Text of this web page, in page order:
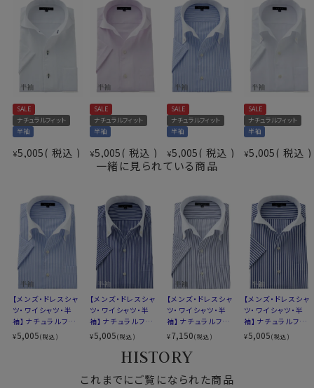
●形態安定でお手入れ楽
綿とポリエステルの混紡素材は、もともと洗濯後のお手
入れがしやすい特性を持っていますが、さらに形態安定
加工を施しています。
洗濯後もしわが残りにくく、しわが気になる場合でも簡
単なアイロンがけでご着用いただけます。
また、ソフト感や素材感を引き立てるため特殊処理を施
したうえで形態安定加工を行っています。
その結果、吸水速乾性に加え、光沢感・ソフト感にも優
れ、着心地のよさと、お手入れのしやすさを併せ持った上
●クールマックス®エコメイド・ファイバー使用
100％再生ペットボトル素材から作られたクールマック
ス®エコメイド・ファイバーを使用。
ドライで快適な着心地を提供するとともに、環境にも配
慮したサスティナブル素材です。
●素材の違いで選ぶクールマックスシャツ
綿×ポリエステル混紡のクールマックス®ファブリック
素材
ポリエステル35％
ドライ加工（吸湿速乾素材
＝COOLMAX®ファブリック）
形態安定
衿型
ボタンダウン
第一ボタンあり
クレリック
キーパー
なし
前立て
裏前立て
後身頃
バックダーツ入り
ポケット
ポケットあり
柄
ストライプ
袖
半袖（袖口-折り返し仕上げ）
S-37・M-39・L-41cm
LL-43・3L-45・4L-47cm
SALE
ナチュラルフィット
半袖
¥5,005 税込
SALE
ナチュラルフィット
半袖
¥5,005 税込
SALE
ナチュラルフィット
半袖
¥5,005 税込
SALE
ナチュラルフィット
半袖
¥5,005 税込
一緒に見られている商品
【メンズ・ドレスシャ
ツ・ワイシャツ・半
袖】ナチュラルフィッ
ト・クールマックス・
ドライ・形態安定・オ
¥5,005(税込)
【メンズ・ドレスシャ
ツ・ワイシャツ・半
袖】ナチュラルフィッ
ト・クールマックス・
ドライ・形態安定・ブ
ロード・イタリアンカ
ラー・ボタンダウン・
スキッパー・第一ボ
¥5,005(税込)
【メンズ・ドレスシャ
ツ・ワイシャツ・半
袖】ナチュラルフィッ
ト・クールマックス・
ドライ・形態安定・イ
タリアンカラー・ボ
タンダウン・クレリッ
ク・第一ボタンあり
¥7,150(税込)
【メンズ・ドレスシャ
ツ・ワイシャツ・半
袖】ナチュラルフィッ
ト・クールマックス・
ドライ・形態安定・ブ
¥5,005(税込)
HISTORY
これまでにご覧になられた商品